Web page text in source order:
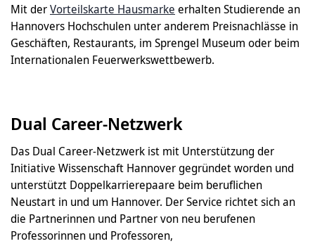
Mit derVorteilskarte Hausmarke erhalten Studierende an
Hannovers Hochschulen unter anderem Preisnachlässe in
Geschäften, Restaurants, im Sprengel Museum oder beim
Internationalen Feuerwerkswettbewerb.
Dual Career-Netzwerk
Das Dual Career-Netzwerk ist mit Unterstützung der
Initiative Wissenschaft Hannover gegründet worden und
unterstützt Doppelkarrierepaare beim beruflichen
Neustart in und um Hannover. Der Service richtet sich an
die Partnerinnen und Partner von neu berufenen
Professorinnen und Professoren,